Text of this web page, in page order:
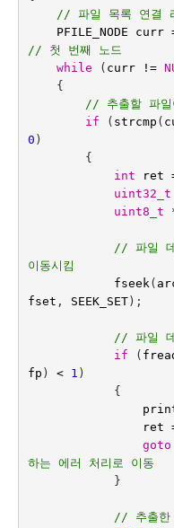
// 파일 목록 연결
PFILE_NODE
curr
// 첫 번째 노드
while
( curr !=
{
// 추출할 파일
if
( strcmp (
0 )
{
int
ret
uint32_t
uint8_t
// 파일 데
이동시킴
fseek(
fset , SEEK_SET);
// 파일
if
(
fp ) < 1 )
{
ret
goto
하는 에러 처리로 이동
}
// 추출한